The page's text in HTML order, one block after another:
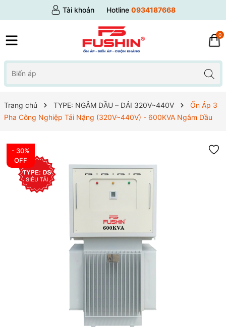
Tài khoản Hotline 0934187668
0
Trang chủ TYPE: NGÂM DẦU – DẢI 320V~440V
Ổn Áp 3
Pha Công Nghiệp Tải Nặng (320V~440V) - 600KVA Ngâm Dầu
- 30%
OFF